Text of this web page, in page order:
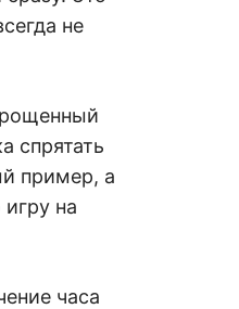
не
спрятать
пример, а
на
часа